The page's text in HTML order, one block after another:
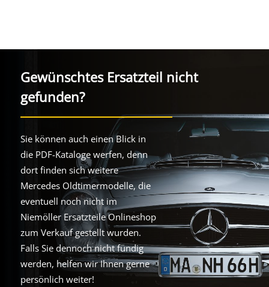
Gewünschtes Ersatzteil nicht
gefunden?
Sie können auch einen Blick in
die PDF-Kataloge werfen, denn
dort finden sich weitere
Mercedes Oldtimermodelle, die
eventuell noch nicht im
Niemöller Ersatzteile Onlineshop
zum Verkauf gestellt wurden.
Falls Sie dennoch nicht fündig
werden, helfen wir Ihnen gerne
persönlich weiter!